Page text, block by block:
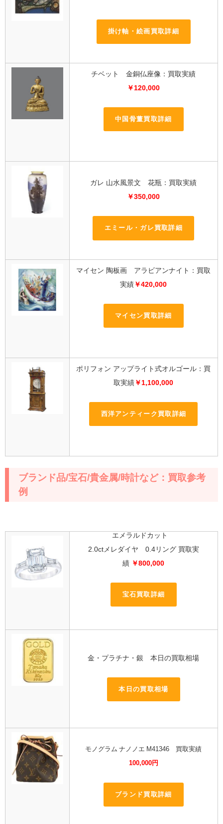
掛け軸・絵画買取詳細
チベット 金銅仏座像：買取実績
￥120,000
中国骨董買取詳細
ガレ 山水風景文 花瓶：買取実績
￥350,000
エミール・ガレ買取詳細
マイセン 陶板画 アラビアンナイト：買取
実績 ￥420,000
マイセン買取詳細
ポリフォン アップライト式オルゴール：買
取実績 ￥1,100,000
西洋アンティーク買取詳細
ブランド品/宝石/貴金属/時計など：買取参考
例
エメラルドカット
2.0ctメレダイヤ 0.4リング 買取実
績 ￥800,000
宝石買取詳細
金・プラチナ・銀 本日の買取相場
本日の買取相場
モノグラム ナノノエ M41346 買取実績
100,000円
ブランド買取詳細